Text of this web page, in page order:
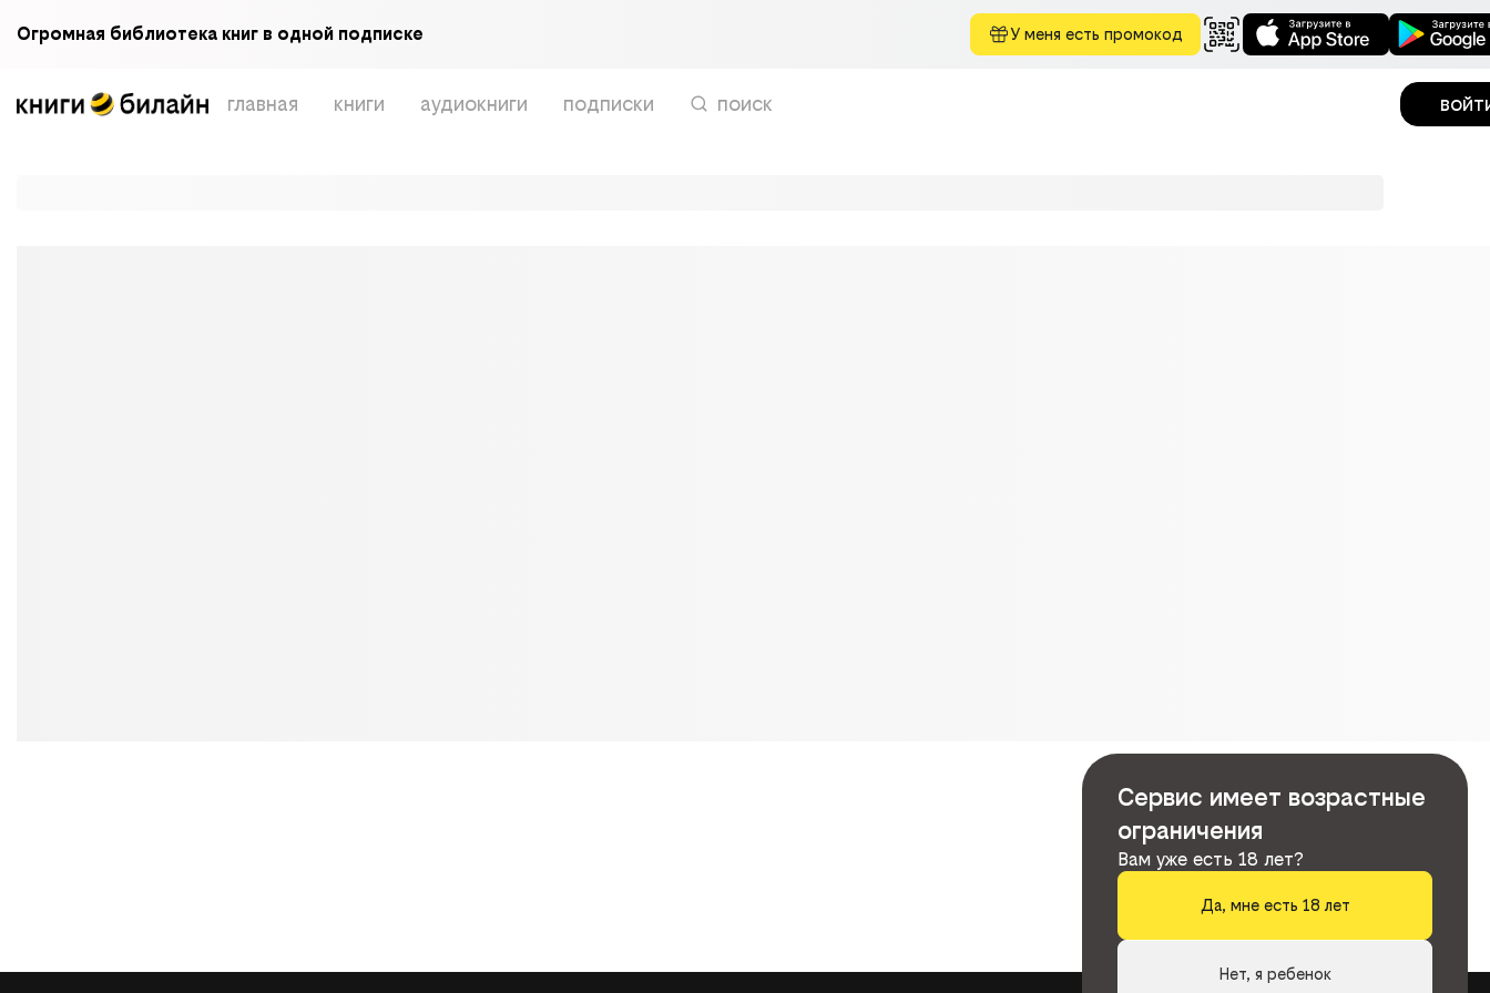
Огромная библиотека книг в одной подписке У меня есть промокод
главная книги аудиокниги подписки поиск
Сервис имеет возрастные
ограничения
Вам уже есть 18 лет?
Да, мне есть 18 лет
Нет, я ребенок